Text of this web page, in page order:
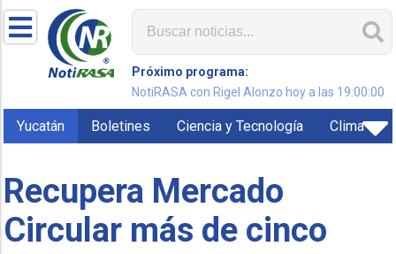
Próximo programa:
NotiRASA con Rigel Alonzo hoy a las 19:00:00
Yucatán Boletines Ciencia y Tecnología Clima
Recupera Mercado
Circular más de cinco